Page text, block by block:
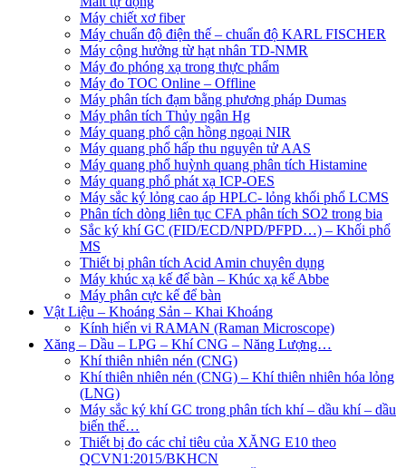
Máy chiết xơ fiber
Máy chuẩn độ điện thế – chuẩn độ KARL FISCHER
Máy cộng hưởng từ hạt nhân TD-NMR
Máy đo phóng xạ trong thực phẩm
Máy đo TOC Online – Offline
Máy phân tích đạm bằng phương pháp Dumas
Máy phân tích Thủy ngân Hg
Máy quang phổ cận hồng ngoại NIR
Máy quang phổ hấp thu nguyên tử AAS
Máy quang phổ huỳnh quang phân tích Histamine
Máy quang phổ phát xạ ICP-OES
Máy sắc ký lỏng cao áp HPLC- lỏng khối phổ LCMS
Phân tích dòng liên tục CFA phân tích SO2 trong bia
Sắc ký khí GC (FID/ECD/NPD/PFPD…) – Khối phổ
MS
Thiết bị phân tích Acid Amin chuyên dụng
Máy khúc xạ kế để bàn – Khúc xạ kế Abbe
Máy phân cực kế để bàn
Vật Liệu – Khoáng Sản – Khai Khoáng
Kính hiển vi RAMAN (Raman Microscope)
Xăng – Dầu – LPG – Khí CNG – Năng Lượng…
Khí thiên nhiên nén (CNG)
Khí thiên nhiên nén (CNG) – Khí thiên nhiên hóa lỏng
(LNG)
Máy sắc ký khí GC trong phân tích khí – dầu khí – dầu
biến thế…
Thiết bị đo các chỉ tiêu của XĂNG E10 theo
QCVN1:2015/BKHCN